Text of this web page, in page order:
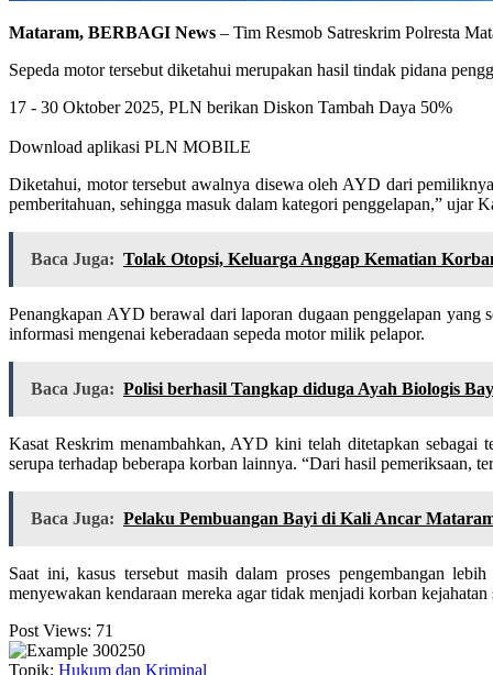
Mataram, BERBAGI News – Tim Resmob Satreskrim Polresta
Sepeda motor tersebut diketahui merupakan hasil tindak pidana
17 - 30 Oktober 2025, PLN berikan Diskon Tambah Daya 50%
Download aplikasi PLN MOBILE
Diketahui, motor tersebut awalnya disewa oleh AYD dari
pemberitahuan, sehingga masuk dalam kategori penggelapan,”
Baca Juga: Tolak Otopsi, Keluarga Anggap Kematian
Penangkapan AYD berawal dari laporan dugaan penggelapan
informasi mengenai keberadaan sepeda motor milik pelapor.
Baca Juga: Polisi berhasil Tangkap diduga Ayah Biologis
Kasat Reskrim menambahkan, AYD kini telah ditetapkan sebagai
serupa terhadap beberapa korban lainnya. “Dari hasil pemeriksaan,
Baca Juga: Pelaku Pembuangan Bayi di Kali Ancar
Saat ini, kasus tersebut masih dalam proses pengembangan
menyewakan kendaraan mereka agar tidak menjadi korban kejahatan
Post Views: 71
Topik: Hukum dan Kriminal